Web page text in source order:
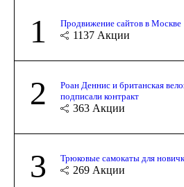
1 Продвижение сайтов в Москве
1137 Акции
2
Роан Деннис и британская
подписали контракт
363 Акции
3 Трюковые самокаты для
269 Акции